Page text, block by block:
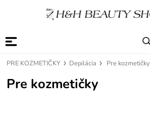
PRE KOZMETIČKY Depilácia Pre kozmetičky
Pre kozmetičky